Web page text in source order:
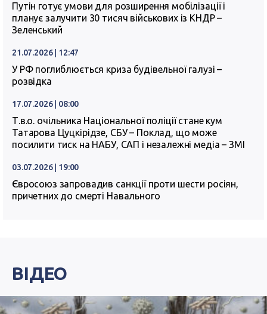
Путін готує умови для розширення мобілізації і
планує залучити 30 тисяч військових із КНДР –
Зеленський
21.07.2026 | 12:47
У РФ поглиблюється криза будівельної галузі –
розвідка
17.07.2026 | 08:00
Т.в.о. очільника Національної поліції стане кум
Татарова Цуцкірідзе, СБУ – Поклад, що може
посилити тиск на НАБУ, САП і незалежні медіа – ЗМІ
03.07.2026 | 19:00
Євросоюз запровадив санкції проти шести росіян,
причетних до смерті Навального
ВІДЕО